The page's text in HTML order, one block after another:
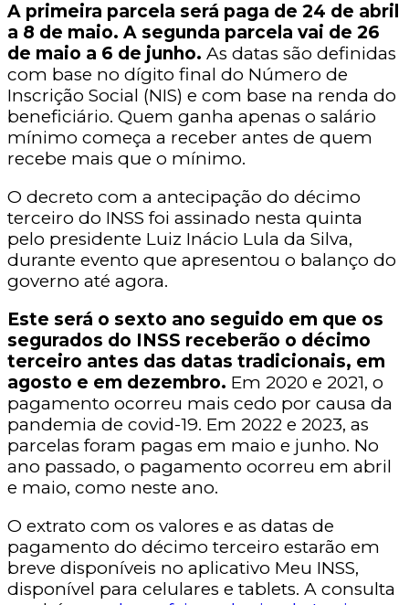
A primeira parcela será paga de 24 de abril
a 8 de maio. A segunda parcela vai de 26
de maio a 6 de junho. As datas são definidas
com base no dígito final do Número de
Inscrição Social (NIS) e com base na renda do
beneficiário. Quem ganha apenas o salário
mínimo começa a receber antes de quem
recebe mais que o mínimo.
O decreto com a antecipação do décimo
terceiro do INSS foi assinado nesta quinta
pelo presidente Luiz Inácio Lula da Silva,
durante evento que apresentou o balanço do
governo até agora.
Este será o sexto ano seguido em que os
segurados do INSS receberão o décimo
terceiro antes das datas tradicionais, em
agosto e em dezembro. Em 2020 e 2021, o
pagamento ocorreu mais cedo por causa da
pandemia de covid-19. Em 2022 e 2023, as
parcelas foram pagas em maio e junho. No
ano passado, o pagamento ocorreu em abril
e maio, como neste ano.
O extrato com os valores e as datas de
pagamento do décimo terceiro estarão em
breve disponíveis no aplicativo Meu INSS,
disponível para celulares e tablets. A consulta